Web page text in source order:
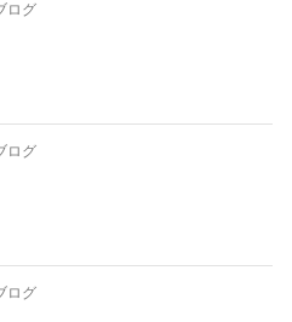
ログ
ログ
ログ